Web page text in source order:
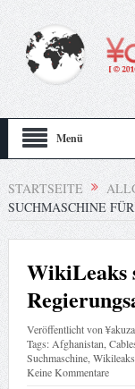
Menü
STARTSEITE
SUCHMASCHINE
WikiLeaks
Veröffentlicht von
Tags: Afghanistan
Suchmaschine, Wikileaks
Keine Kommentare